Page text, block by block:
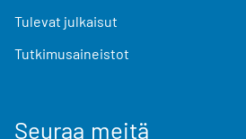
Tulevat julkaisut
Tutkimusaineistot
Seuraa meitä